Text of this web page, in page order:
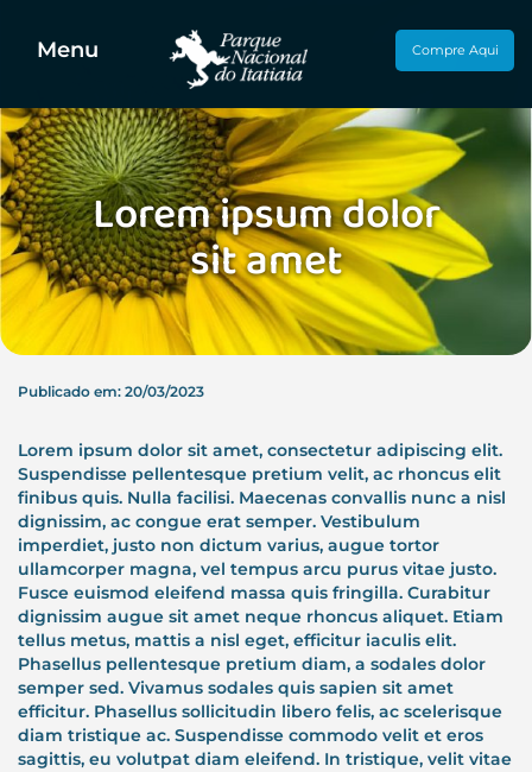
Menu Compre Aqui
Lorem ipsum dolor
sit amet
Publicado em: 20/03/2023
Lorem ipsum dolor sit amet, consectetur adipiscing elit.
Suspendisse pellentesque pretium velit, ac rhoncus elit
finibus quis. Nulla facilisi. Maecenas convallis nunc a nisl
dignissim, ac congue erat semper. Vestibulum
imperdiet, justo non dictum varius, augue tortor
ullamcorper magna, vel tempus arcu purus vitae justo.
Fusce euismod eleifend massa quis fringilla. Curabitur
dignissim augue sit amet neque rhoncus aliquet. Etiam
tellus metus, mattis a nisl eget, efficitur iaculis elit.
Phasellus pellentesque pretium diam, a sodales dolor
semper sed. Vivamus sodales quis sapien sit amet
efficitur. Phasellus sollicitudin libero felis, ac scelerisque
diam tristique ac. Suspendisse commodo velit et eros
sagittis, eu volutpat diam eleifend. In tristique, velit vitae